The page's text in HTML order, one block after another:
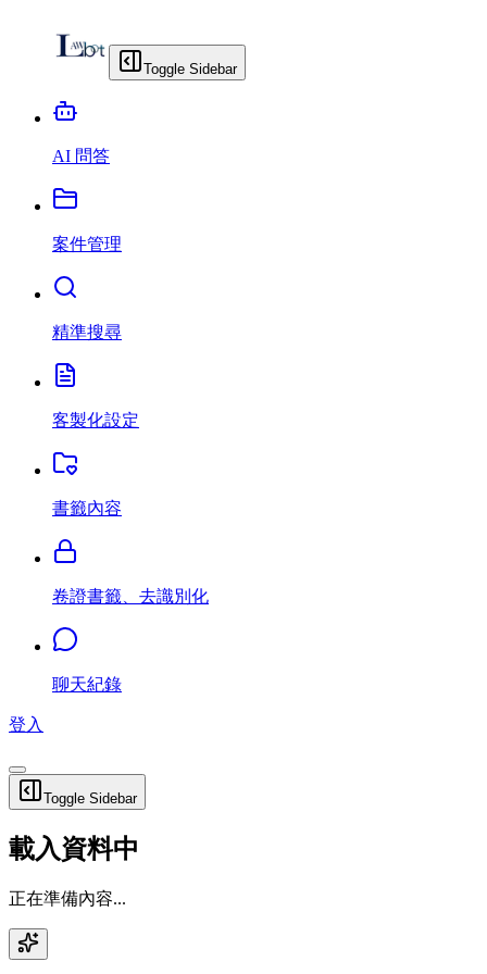
Toggle Sidebar
AI 問答
案件管理
精準搜尋
客製化設定
書籤內容
卷證書籤、去識別化
聊天紀錄
登入
Toggle Sidebar
載入資料中
正在準備內容...